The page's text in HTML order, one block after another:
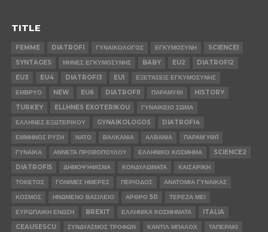
TITLE
FEMME DIATROFI ΓΥΝΑΙΚΟΛΟΓΟΣ ΕΓΚΥΜΟΣΥΝΗ
SCIENCE1
SYNTAGES
ΜΗΝΕΣ ΕΓΚΥΜΟΣΥΝΗΣ BABY EU2
DIATROFI2
EU3
EU4 DIATROFI3 EU1
ΕΞΕΤΆΣΕΙΣ ΕΓΚΥΜΟΣΥΝΗΣ
ΕΜΒΡΥΟ
NEW EU6 DIATROFI1 ΠΑΡΑΜΥΘΙ
HISTORY
TURKEY
ELLHNES EXOTERIKOU
ΓΥΝΑΙΚΕΙΟ ΣΩΜΑ
ΕΛΛΗΝΕΣ ΕΞΩΤΕΡΙΚΟΥ
GYNAIKOLOGOS
DIATROFI4
ΕΜΜΗΝΟΣ ΡΥΣΗ
ΝΑΤΟ ΒΑΛΚΑΝΙΑ ΑΛΒΑΝΙΑ
ΠΑΡΑΜΎΘΙ1
ΓΥΝΑΙΚΑ
ΑΝΝΕΤΑ ΠΡΟΒΟΠΟΥΛΟΥ ΕΛΛΗΝΙΚΟ ΚΟΣΜΗΜΑ
SCIENCE2
DIATROFI5
ΔΗΜΟΨΉΦΙΣΜΑ ΚΟΝΔΥΛΩΜΑΤΑ
ΚΑΙΣΑΡΙΚΗ
ΤΟΚΕΤΟΣ
ΓΟΝΙΜΕΣ ΗΜΕΡΕΣ ΠΕΡΙΟΔΟΣ
ΑΝΑΤΟΜΙΑ ΓΥΝΑΙΚΑΣ
ΚΟΣΜΟΣ
ΗΝΩΜΕΝΟ ΒΑΣΙΛΕΙΟ ΑΡΘΡΟ 50
ΤΕΡΕΖΑ ΜΕΙ
ΕΥΡΩΠΑΙΚΗ ΕΝΩΣΗ
BREXIT ΕΛΛΗΝΙΚΑ ΚΟΣΜΗΜΑΤΑ
ITALIA
CEAUSESCU
ΣΥΝΔΥΑΣΜΟΣ ΤΡΟΦΩΝ ΚΑΝΤΙΛ ΜΠΑΛΟΧ
ΤΑΠΕΡΑΚΙ